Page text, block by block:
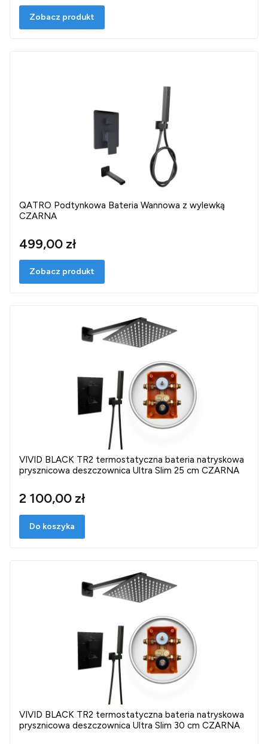
Zobacz produkt
QATRO Podtynkowa Bateria Wannowa z wylewką
CZARNA
499,00 zł
Zobacz produkt
VIVID BLACK TR2 termostatyczna bateria natryskowa
prysznicowa deszczownica Ultra Slim 25 cm CZARNA
2 100,00 zł
Do koszyka
VIVID BLACK TR2 termostatyczna bateria natryskowa
prysznicowa deszczownica Ultra Slim 30 cm CZARNA